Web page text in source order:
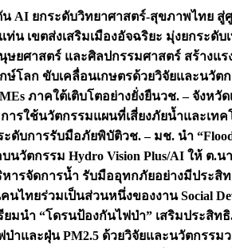
น AI ยกระดับวิทยาศาสตร์-สุขภาพไทย
ท่น เขตส่งเสริมเมืองอัจฉริยะ มุ่งยกระ
ยศาสตร์ และศิลปกรรมศาสตร์ สร้างแ
โลก ขับเคลื่อนเกษตรด้วยวิจัยและนวัต
ภาคใต้เติบโตอย่างยั่งยืนวช. – จังหวั
ารใช้นวัตกรรมแผนที่เสี่ยงภัยน้ำและเท
ะดับการรับมือภัยพิบัติวช. – มช. นำ
นวัตกรรม Hydro Vision Plus/AI ให้ ต.น
ารจัดการน้ำ รับมืออุทกภัยอย่างมีประสิ
ไทยร่วมเป็นส่วนหนึ่งของงาน Social
ยมนำ “โดรนป้องกันไฟป่า” เสริมประสิ
าและฝุ่น PM2.5 ด้วยวิจัยและนวัตกรรม